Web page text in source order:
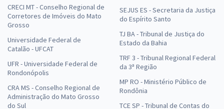
CRECI MT - Conselho Regional de
Corretores de Imóveis do Mato
Grosso
Universidade Federal de
Catalão - UFCAT
UFR - Universidade Federal de
Rondonópolis
CRA MS - Conselho Regional de
Administração do Mato Grosso
do Sul
SEJUS ES - Secretaria da Justiça
do Espírito Santo
TJ BA - Tribunal de Justiça do
Estado da Bahia
TRF 3 - Tribunal Regional Federal
da 3ª Região
MP RO - Ministério Público de
Rondônia
TCE SP - Tribunal de Contas do